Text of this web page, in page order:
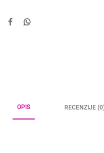
OPIS RECENZIJE